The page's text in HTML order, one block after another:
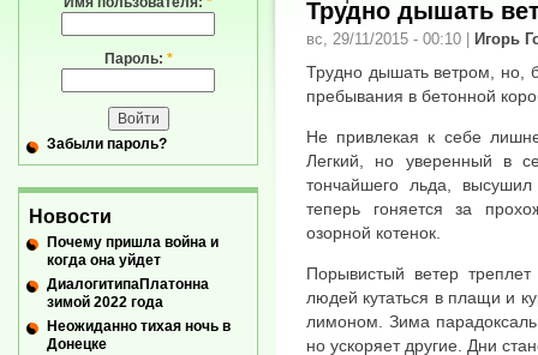
Трудно дышать
вс, 29/11/2015 - 00:10 | Игорь
Трудно дышать ветром, но,
пребывания в бетонной
Не привлекая к себе
Легкий, но уверенный в
тончайшего льда,
теперь гоняется за
озорной котенок.
Порывистый ветер
людей кутаться в плащи и
лимоном. Зима
но ускоряет другие. Дни
Пароль: *
Забыли пароль?
Новости
Почему пришла война и
когда она уйдет
ДиалогитипаПлатонна
зимой 2022 года
Неожиданно тихая ночь в
Донецке